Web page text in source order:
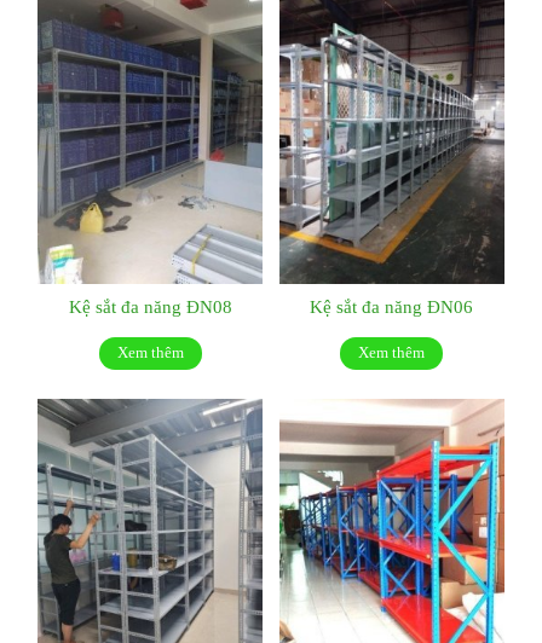
Kệ sắt đa năng ĐN08
Xem thêm
Kệ sắt đa năng ĐN06
Xem thêm